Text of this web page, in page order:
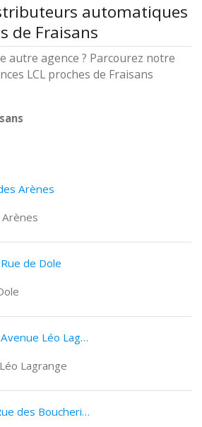
automatiques
de Fraisans
autre agence ? Parcourez notre
LCL proches de Fraisans
Arènes
de Dole
LCL Besançon 16 Avenue Léo Lagrange
Lagrange
LCL Besançon 3 Rue des Boucheries